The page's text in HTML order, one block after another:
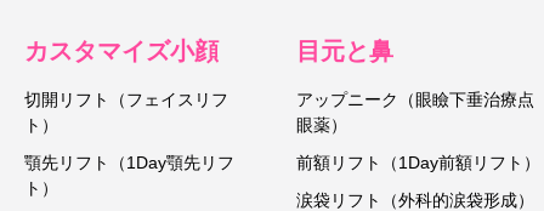
カスタマイズ小顔
切開リフト（フェイスリフ
ト）
顎先リフト（1Day顎先リフ
ト）
目元と鼻
アップニーク（眼瞼下垂治療点
眼薬）
前額リフト（1Day前額リフト）
涙袋リフト（外科的涙袋形成）